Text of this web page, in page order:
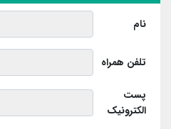
نام
تلفن همراه
پست
الکترونیک